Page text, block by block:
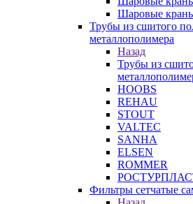
Шаровые
Трубы из сшитого
металлополимера
Назад
Трубы из
HOOBS
REHAU
STOUT
VALTEC
SANHA
ELSEN
ROMMER
Фильтры сетчатые